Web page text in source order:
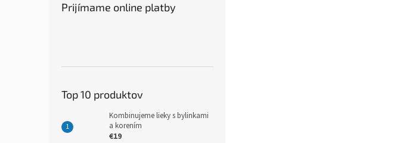
Prijímame online platby
Top 10 produktov
Kombinujeme lieky s bylinkami
a korením
€19